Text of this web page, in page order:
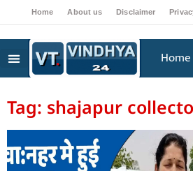
Home About us Disclaimer
Home
Tag: shajapur